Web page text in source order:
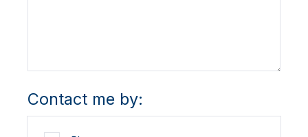
Contact me by: